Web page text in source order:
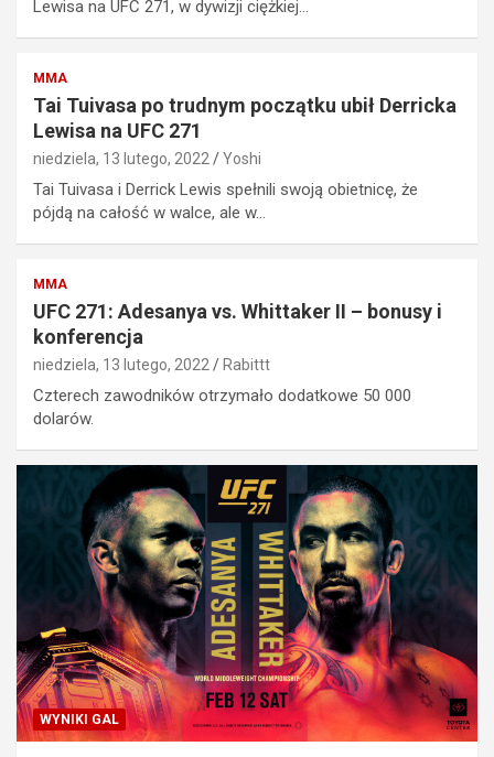
Lewisa na UFC 271, w dywizji ciężkiej…
MMA
Tai Tuivasa po trudnym początku ubił Derricka
Lewisa na UFC 271
niedziela, 13 lutego, 2022 Yoshi
Tai Tuivasa i Derrick Lewis spełnili swoją obietnicę, że
pójdą na całość w walce, ale w…
MMA
UFC 271: Adesanya vs. Whittaker II – bonusy i
konferencja
niedziela, 13 lutego, 2022 Rabittt
Czterech zawodników otrzymało dodatkowe 50 000
dolarów.
WYNIKI GAL